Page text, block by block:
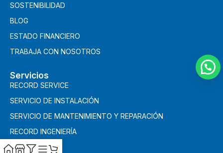
SOSTENIBILIDAD
BLOG
ESTADO FINANCIERO
TRABAJA CON NOSOTROS
Servicios
RECORD SERVICE
SERVICIO DE INSTALACIÓN
SERVICIO DE MANTENIMIENTO Y REPARACIÓN
RECORD INGENIERÍA